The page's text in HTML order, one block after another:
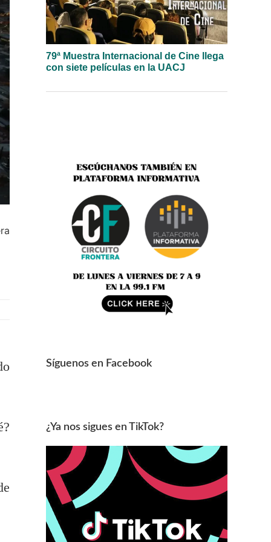
79ª Muestra Internacional de Cine llega
con siete películas en la UACJ
Síguenos en Facebook
¿Ya nos sigues en TikTok?